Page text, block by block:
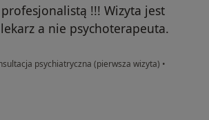
!!! Wizyta jest
a nie psychoterapeuta.
psychiatryczna (pierwsza wizyta) •